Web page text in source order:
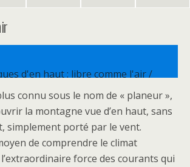
d’en haut : libre comme l’air / ©
/ Chroniques d’en
3
connu sous le nom de « planeur »,
la montagne vue d’en haut, sans
simplement porté par le vent.
de comprendre le climat
force des courants qui